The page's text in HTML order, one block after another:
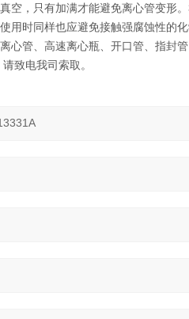
空，只有加满才能避免离心管变形
用时同样也应避免接触强腐蚀性的
心管、高速离心瓶、开口管、指封
致电我司索取。